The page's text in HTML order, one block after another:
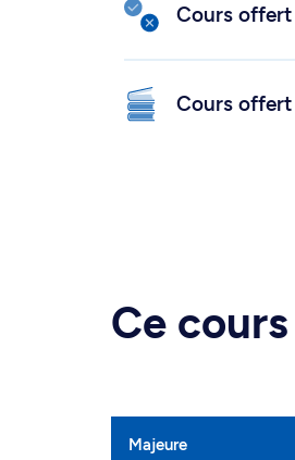
Cours
Cours
Ce
Majeure